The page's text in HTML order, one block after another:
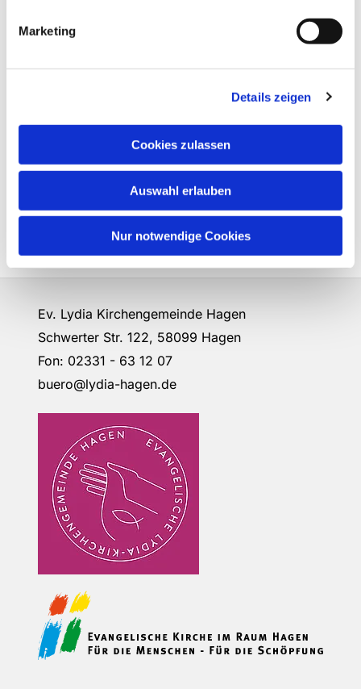
Marketing
Details zeigen
Cookies zulassen
Auswahl erlauben
Nur notwendige Cookies
Ev. Lydia Kirchengemeinde Hagen
Schwerter Str. 122, 58099 Hagen
Fon: 02331 - 63 12 07
buero@lydia-hagen.de